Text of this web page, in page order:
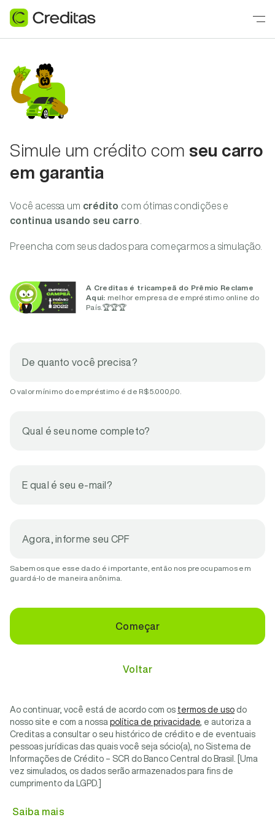
Simule um crédito com seu carro
em garantia
Você acessa um crédito com ótimas condições e
continua usando seu carro
Preencha com seus dados para começarmos a simulação.
A Creditas é tricampeã do Prêmio Reclame
Aqui: melhor empresa de empréstimo online do
País. 🏆🏆🏆
De quanto você precisa?
O valor mínimo do empréstimo é de R$ 5.000,00.
Qual é seu nome completo?
E qual é seu e-mail?
Agora, informe seu CPF
Sabemos que esse dado é importante, então nos preocupamos em
guardá-lo de maneira anônima.
Começar
Voltar
Ao continuar, você está de acordo com os termos de uso do
nosso site e com a nossa política de privacidade , e autoriza a
Creditas a consultar o seu histórico de crédito e de eventuais
pessoas jurídicas das quais você seja sócio(a), no Sistema de
Informações de Crédito – SCR do Banco Central do Brasil. [Uma
vez simulados, os dados serão armazenados para fins de
cumprimento da LGPD.]
Saiba mais